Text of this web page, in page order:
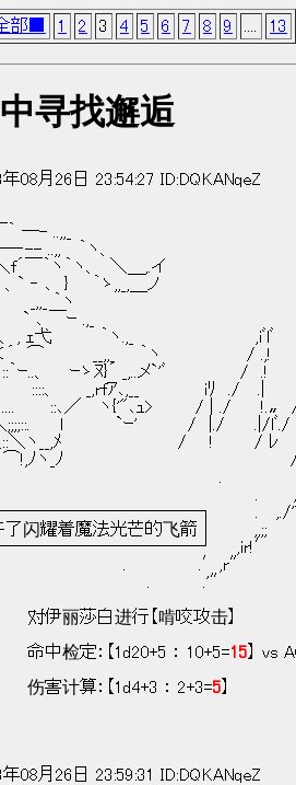
部■ 1 2 3 4 5 6 7 8 9 13
寻找邂逅
年08月26日 23:54:27 ID:DQKANqeZ
..,,_
ヽ、  　　　　　　　　　　　　　　　　　
｀ヽ、　＼＿,.イ 　　　　　　　　　　　　
}　　｀ゝ,,_,＿ノ　　　　　　　　　　　　
｀ヽ　　　　　　　　　　　　　　　　　　
￣ｰ .,_ 　　　　　　　　　　　　　　　　
弋　　　　｀ヽ.,_ 　　　　　　　　　　,iﾞlﾞ　
⌒　　　　__,,_　　｀ヽ   　 　 　 　 / .,!　　
ｰ..、 　 ｰゝﾇ}´ _,..メ`'ﾞ 　 　 　 　 /　.!　　
::::、　　 _,rfｱ､,__   　 　 　 iﾘ　./ 　.|　　　
　 ::､／　 ヽ{'"､ｭ> 　　　/ | ./　　 !.〟 /
　 `ｰ'   　 　 /　|./　　 .|/lﾞ./ 　!
　 　 　 　 　 / 　 ! 　 　 / ﾚ 　 lﾞ
　　　　　　　　　　　　　 　 /
　　　　..,
　 ,,
　　　.　 ,./
耀着魔法光芒的飞箭│ 　　  ,,;;
　 ,ir!′
　　　.′,r″
　 .'″
进行【啃咬攻击】
1d20+5 ： 10+5=15】 vs
1d4+3 ： 2+3=5】
年08月26日 23:59:31 ID:DQKANqeZ